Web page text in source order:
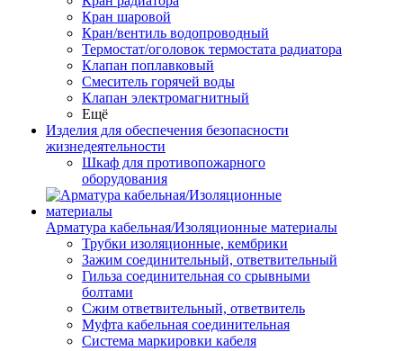
Кран шаровой
Кран/вентиль водопроводный
Термостат/оголовок термостата радиатора
Клапан поплавковый
Смеситель горячей воды
Клапан электромагнитный
Ещё
Изделия для обеспечения безопасности
жизнедеятельности
Шкаф для противопожарного
оборудования
Арматура кабельная/Изоляционные материалы
Трубки изоляционные, кембрики
Зажим соединительный, ответвительный
Гильза соединительная со срывными
болтами
Сжим ответвительный, ответвитель
Муфта кабельная соединительная
Система маркировки кабеля